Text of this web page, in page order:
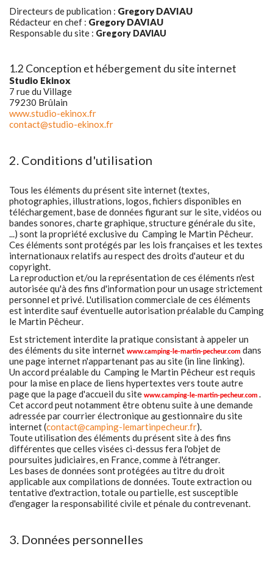
Directeurs de publication : Gregory DAVIAU
Rédacteur en chef : Gregory DAVIAU
Responsable du site : Gregory DAVIAU
1.2 Conception et hébergement du site internet
Studio Ekinox
7 rue du Village
79230 Brûlain
www.studio-ekinox.fr
contact@studio-ekinox.fr
2. Conditions d'utilisation
Tous les éléments du présent site internet (textes,
photographies, illustrations, logos, fichiers disponibles en
téléchargement, base de données figurant sur le site, vidéos ou
bandes sonores, charte graphique, structure générale du site,
...) sont la propriété exclusive du Camping le Martin Pêcheur.
Ces éléments sont protégés par les lois françaises et les textes
internationaux relatifs au respect des droits d'auteur et du
copyright.
La reproduction et/ou la représentation de ces éléments n'est
autorisée qu'à des fins d'information pour un usage strictement
personnel et privé. L'utilisation commerciale de ces éléments
est interdite sauf éventuelle autorisation préalable du Camping
le Martin Pêcheur.
Est strictement interdite la pratique consistant à appeler un
des éléments du site internet www.camping-le-martin-pecheur.com dans
une page internet n'appartenant pas au site (in line linking).
Un accord préalable du Camping le Martin Pêcheur est requis
pour la mise en place de liens hypertextes vers toute autre
page que la page d'accueil du site www.camping-le-martin-pecheur.com.
Cet accord peut notamment être obtenu suite à une demande
adressée par courrier électronique au gestionnaire du site
internet (contact@camping-lemartinpecheur.fr).
Toute utilisation des éléments du présent site à des fins
différentes que celles visées ci-dessus fera l'objet de
poursuites judiciaires, en France, comme à l'étranger.
Les bases de données sont protégées au titre du droit
applicable aux compilations de données. Toute extraction ou
tentative d'extraction, totale ou partielle, est susceptible
d'engager la responsabilité civile et pénale du contrevenant.
3. Données personnelles